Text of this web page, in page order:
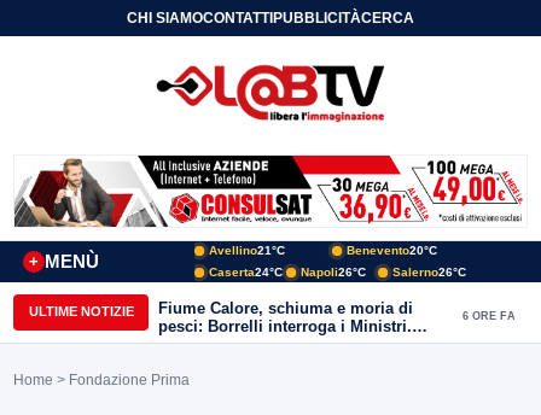
CHI SIAMOCONTATTIPUBBLICITÀCERCA
MENÙ
+
Avellino21°C Benevento20°C
Caserta24°C Napoli26°C Salerno26°C
ULTIME NOTIZIE
Fiume Calore, schiuma e moria di
pesci: Borrelli interroga i Ministri.
“Benevento paga l’assenza del
6 ORE FA
Home > Fondazione Prima